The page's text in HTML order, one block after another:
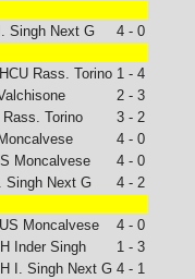
Singh Next G
4 - 0
Rass. Torino 1 - 4
2 - 3
Torino
3 - 2
4 - 0
Moncalvese
4 - 0
Singh Next G
4 - 2
Moncalvese
4 - 0
Inder Singh
1 - 3
I. Singh Next G 4 - 1